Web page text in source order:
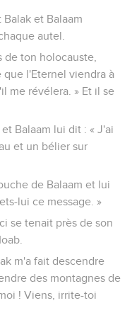
et Balaam
autel.
de ton holocauste,
l'Eternel viendra à
me révélera. » Et il se
Balaam lui dit : « J'ai
et un bélier sur
de Balaam et lui
lui ce message. »
se tenait près de son
m'a fait descendre
des montagnes de
! Viens, irrite-toi